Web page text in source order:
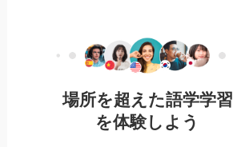
場所を超えた語学学習
を体験しよう